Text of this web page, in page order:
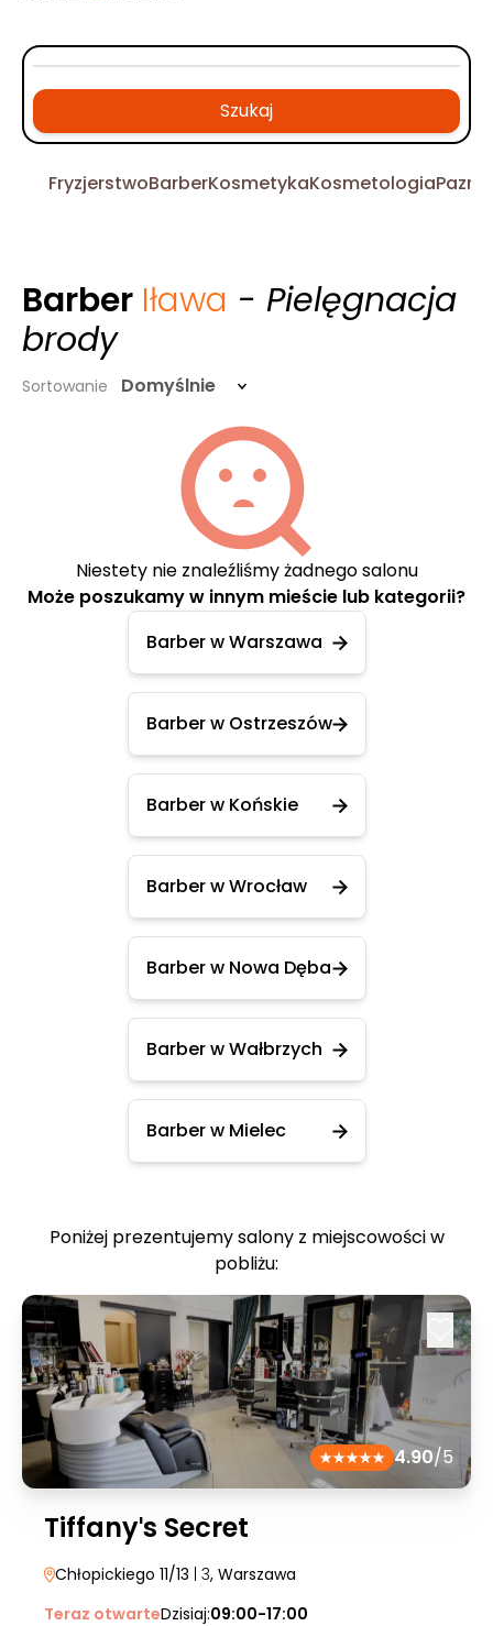
Szukaj
FryzjerstwoBarberKosmetykaKosmetologia
Barber Iława - Pielęgnacja
brody
Sortowanie Domyślnie
Niestety nie znaleźliśmy żadnego salonu
Może poszukamy w innym mieście lub kategorii?
Barber w Warszawa
Barber w Ostrzeszów
Barber w Końskie
Barber w Wrocław
Barber w Nowa Dęba
Barber w Wałbrzych
Barber w Mielec
Poniżej prezentujemy salony z miejscowości w
pobliżu:
4.90/5
Tiffanyˈs Secret
Chłopickiego 11/13 | 3, Warszawa
Teraz otwarteDzisiaj:09:00-17:00